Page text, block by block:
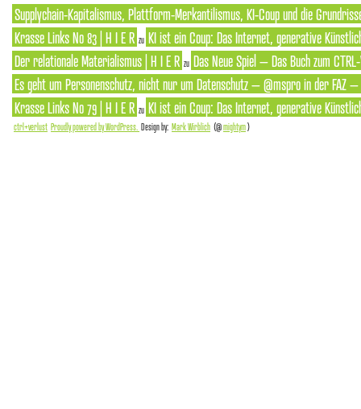
Supplychain-Kapitalismus, Plattform-Merkantilismus, KI-Coup und die
Krasse Links No 83 | H I E R zu KI ist ein Coup: Das Internet, generative
Der relationale Materialismus | H I E R zu Das Neue Spiel – Das Buch zum
Es geht um Personenschutz, nicht nur um Datenschutz – @mspro in der FAZ
Krasse Links No 79 | H I E R zu KI ist ein Coup: Das Internet, generative
ctrl+verlust Proudly powered by WordPress. Design by: Mark Wirblich (@mightym)